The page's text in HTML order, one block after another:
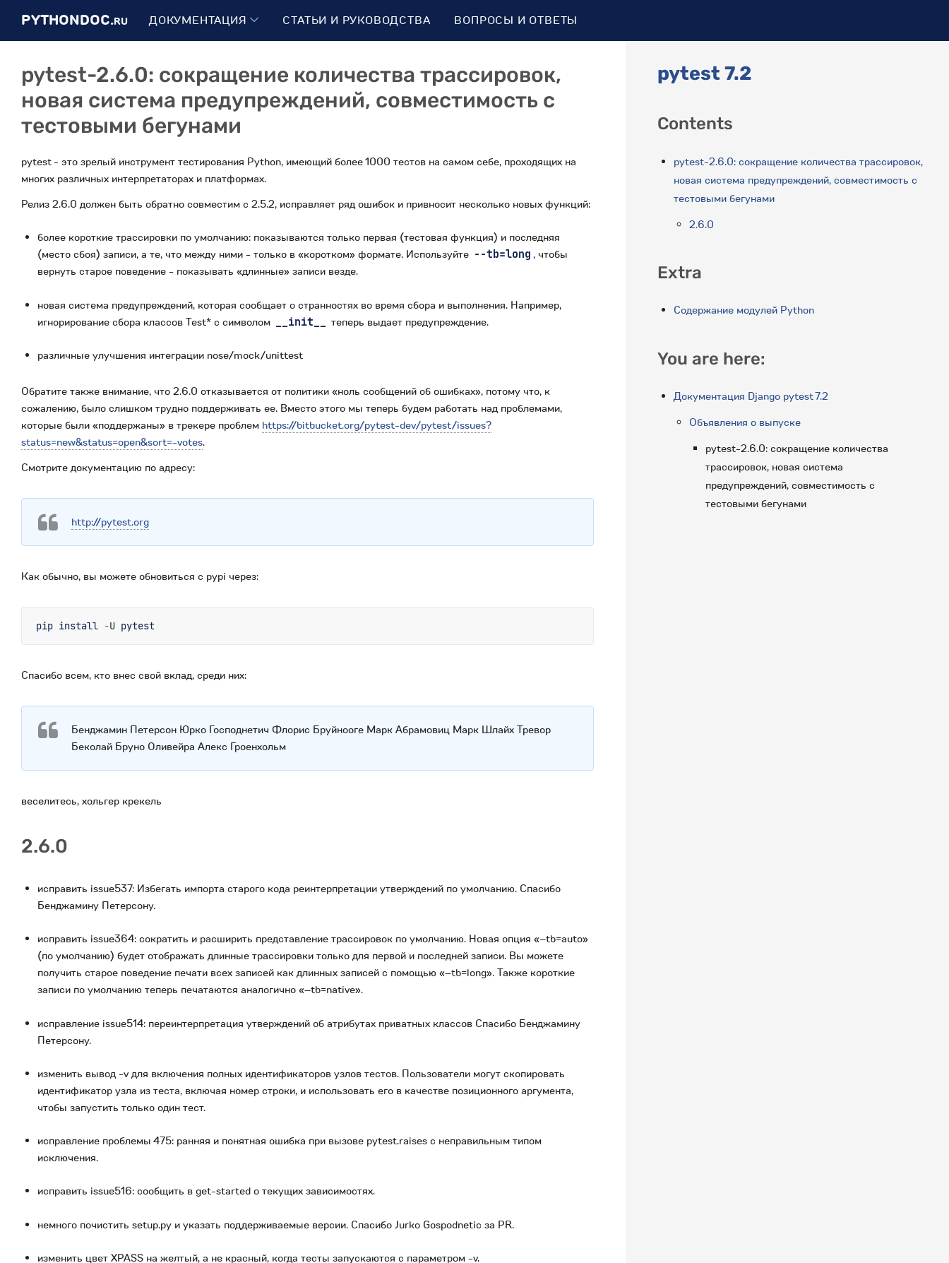
PYTHONDOC.RU ДОКУМЕНТАЦИЯ СТАТЬИ И РУКОВОДСТВА ВОПРОСЫ И ОТВЕТЫ
pytest-2.6.0: сокращение количества трассировок,
новая система предупреждений, совместимость с
тестовыми бегунами
pytest - это зрелый инструмент тестирования Python, имеющий более 1000 тестов на самом себе, проходящих на
многих различных интерпретаторах и платформах.
Релиз 2.6.0 должен быть обратно совместим с 2.5.2, исправляет ряд ошибок и привносит несколько новых функций:
более короткие трассировки по умолчанию: показываются только первая (тестовая функция) и последняя
(место сбоя) записи, а те, что между ними - только в «коротком» формате. Используйте --tb=long , чтобы
вернуть старое поведение - показывать «длинные» записи везде.
новая система предупреждений, которая сообщает о странностях во время сбора и выполнения. Например,
игнорирование сбора классов Test* с символом
__init__ теперь выдает предупреждение.
различные улучшения интеграции nose/mock/unittest
Обратите также внимание, что 2.6.0 отказывается от политики «ноль сообщений об ошибках», потому что, к
сожалению, было слишком трудно поддерживать ее. Вместо этого мы теперь будем работать над проблемами,
которые были «поддержаны» в трекере проблем https://bitbucket.org/pytest-dev/pytest/issues?
status=new&status=open&sort=-votes.
Смотрите документацию по адресу:
http://pytest.org
Как обычно, вы можете обновиться с pypi через:
pip install -U pytest
Спасибо всем, кто внес свой вклад, среди них:
Бенджамин Петерсон Юрко Господнетич Флорис Бруйнооге Марк Абрамовиц Марк Шлайх Тревор
Беколай Бруно Оливейра Алекс Гроенхольм
веселитесь, хольгер крекель
2.6.0
исправить issue537: Избегать импорта старого кода реинтерпретации утверждений по умолчанию. Спасибо
Бенджамину Петерсону.
исправить issue364: сократить и расширить представление трассировок по умолчанию. Новая опция «–tb=auto»
(по умолчанию) будет отображать длинные трассировки только для первой и последней записи. Вы можете
получить старое поведение печати всех записей как длинных записей с помощью «–tb=long». Также короткие
записи по умолчанию теперь печатаются аналогично «–tb=native».
исправление issue514: переинтерпретация утверждений об атрибутах приватных классов Спасибо Бенджамину
Петерсону.
изменить вывод -v для включения полных идентификаторов узлов тестов. Пользователи могут скопировать
идентификатор узла из теста, включая номер строки, и использовать его в качестве позиционного аргумента,
чтобы запустить только один тест.
исправление проблемы 475: ранняя и понятная ошибка при вызове pytest.raises с неправильным типом
исключения.
исправить issue516: сообщить в get-started о текущих зависимостях.
немного почистить setup.py и указать поддерживаемые версии. Спасибо Jurko Gospodnetic за PR.
изменить цвет XPASS на желтый, а не красный, когда тесты запускаются с параметром -v.
pytest 7.2
Contents
pytest-2.6.0: сокращение количества трассировок,
новая система предупреждений, совместимость с
тестовыми бегунами
2.6.0
Extra
Содержание модулей Python
You are here:
Документация Django pytest 7.2
Объявления о выпуске
pytest-2.6.0: сокращение количества
трассировок, новая система
предупреждений, совместимость с
тестовыми бегунами